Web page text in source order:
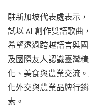
駐新加坡代表處表示
試以 AI 創作雙語歌曲
希望透過跨越語言與
及國際友人認識臺灣
化、美食與農業交流
化外交與農業品牌行
素。